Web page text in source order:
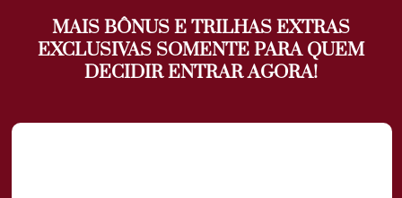
MAIS BÔNUS E TRILHAS EXTRAS
EXCLUSIVAS SOMENTE PARA QUEM
DECIDIR ENTRAR AGORA!